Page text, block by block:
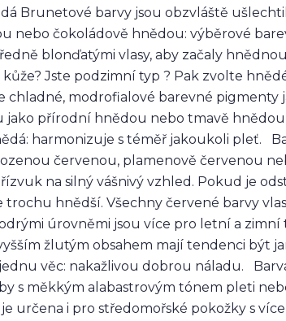
Brunetové barvy jsou obzvláště
nebo čokoládově hnědou: výběrové
blonďatými vlasy, aby začaly
Jste podzimní typ ? Pak zvolte
chladné, modrofialové barevné
přírodní hnědou nebo tmavě
harmonizuje s téměř jakoukoli pleť.
červenou, plamenově červenou
na silný vášnivý vzhled. Pokud je
trochu hnědší. Všechny červené barvy
úrovněmi jsou více pro letní a
žlutým obsahem mají tendenci být
věc: nakažlivou dobrou náladu.
s měkkým alabastrovým tónem pleti
určena i pro středomořské pokožky s